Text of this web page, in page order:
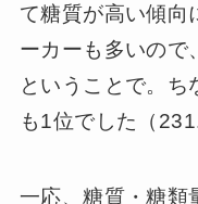
て糖質が高い傾向
ーカーも多いので
ということで。ち
も1位でした（
一応、糖質・糖類